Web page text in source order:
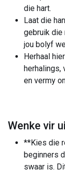
die hart.
Laat die
gebruik die
jou bolyf
Herhaal
herhalings,
en vermy
Wenke vir
**Kies die
beginners
swaar is.